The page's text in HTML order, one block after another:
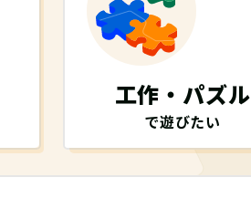
工作・パズル
で遊びたい